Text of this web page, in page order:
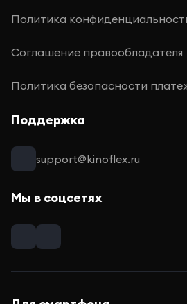
Политика
Соглашение правообладателя
Политика безопасности
Поддержка
support@kinoflex.ru
Мы в соцсетях